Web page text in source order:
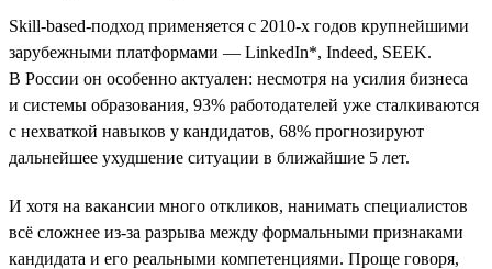
Skill-based-подход применяется с 2010-х годов крупнейшими
зарубежными платформами — LinkedIn*, Indeed, SEEK.
В России он особенно актуален: несмотря на усилия бизнеса
и системы образования, 93% работодателей уже сталкиваются
с нехваткой навыков у кандидатов, 68% прогнозируют
дальнейшее ухудшение ситуации в ближайшие 5 лет.
И хотя на вакансии много откликов, нанимать специалистов
всё сложнее из-за разрыва между формальными признаками
кандидата и его реальными компетенциями. Проще говоря,